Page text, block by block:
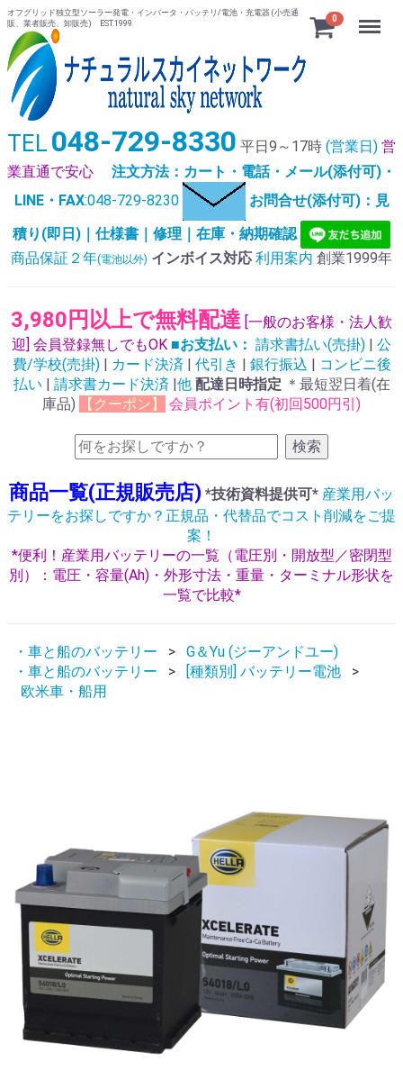
オフグリッド独立型ソーラー発電・インバータ・バッテリ/電池・充電器 (小売通
販、業者販売、卸販売) EST.1999
0 Menu
TEL 048-729-8330 平日9～17時 (営業日) 営
業直通で安心
注文方法：カート・電話・メール(添付可)・
LINE・FAX:048-729-8230
お問合せ(添付可)：見
積り(即日)｜仕様書｜修理｜在庫・納期確認
商品保証２年(電池以外) インボイス対応 利用案内 創業1999年
3,980円以上で無料配達 [一般のお客様・法人歓
迎] 会員登録無しでもOK ■お支払い： 請求書払い(売掛) | 公
費/学校(売掛) | カード決済 | 代引き | 銀行振込 | コンビニ後
払い | 請求書カード決済 |他 配達日時指定 ＊最短翌日着(在
庫品)
【クーポン】 会員ポイント有(初回500円引)
検索
商品一覧(正規販売店) *技術資料提供可* 産業用バッ
テリーをお探しですか？正規品・代替品でコスト削減をご提
案！
*便利！産業用バッテリーの一覧（電圧別・開放型／密閉型
別）：電圧・容量(Ah)・外形寸法・重量・ターミナル形状を
一覧で比較*
・車と船のバッテリー
G＆Yu (ジーアンドユー)
・車と船のバッテリー
[種類別] バッテリー電池
欧米車・船用